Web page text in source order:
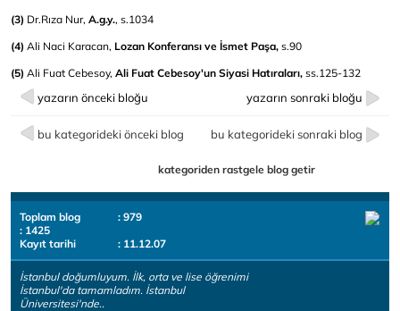
(3) Dr.Rıza Nur, A.g.y., s.1034
(4) Ali Naci Karacan, Lozan Konferansı ve İsmet Paşa, s.90
(5) Ali Fuat Cebesoy, Ali Fuat Cebesoy'un Siyasi Hatıraları, ss.125-132
yazarın önceki bloğu yazarın sonraki bloğu
bu kategorideki önceki blog bu kategorideki sonraki blog
kategoriden rastgele blog getir
Toplam blog
: 979
: 1425
Kayıt tarihi
: 11.12.07
İstanbul doğumluyum. İlk, orta ve lise öğrenimi
İstanbul'da tamamladım. İstanbul
Üniversitesi'nde..